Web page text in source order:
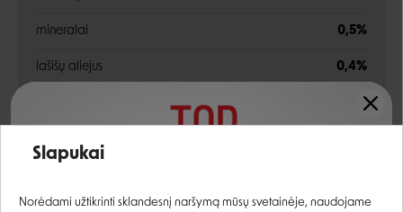
mineralai 0,5%
lašišų aliejus 0,4%
Analitinės sudedamosios dalys
žali baltymai
žali riebalai 5,7%
Slapukai
Norėdami užtikrinti sklandesnį naršymą mūsų svetainėje, naudojame